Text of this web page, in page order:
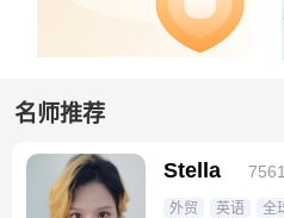
名师推荐
Stella
外贸 英语 全